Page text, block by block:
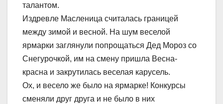
талантом.
Издревле Масленица считалась границей
между зимой и весной. На шум веселой
ярмарки заглянули попрощаться Дед Мороз со
Снегурочкой, им на смену пришла Весна-
красна и закрутилась веселая карусель.
Ох, и весело же было на ярмарке! Конкурсы
сменяли друг друга и не было в них